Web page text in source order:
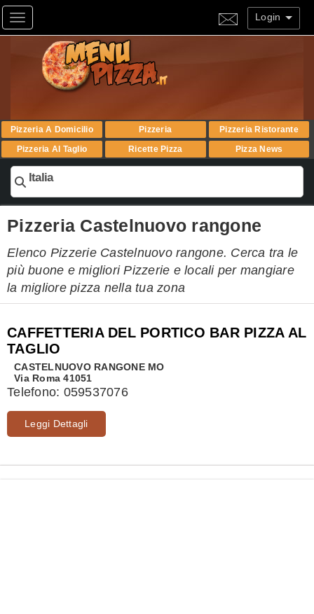
Toggle navigation Login
Pizzeria A Domicilio Pizzeria
Pizzeria Ristorante
Pizzeria Al Taglio
Ricette Pizza Pizza News
Italia
Pizzeria Castelnuovo rangone
Elenco Pizzerie Castelnuovo rangone. Cerca tra le
più buone e migliori Pizzerie e locali per mangiare
la migliore pizza nella tua zona
CAFFETTERIA DEL PORTICO BAR PIZZA AL
TAGLIO
CASTELNUOVO RANGONE MO
Via Roma 41051
Telefono: 059537076
Leggi Dettagli